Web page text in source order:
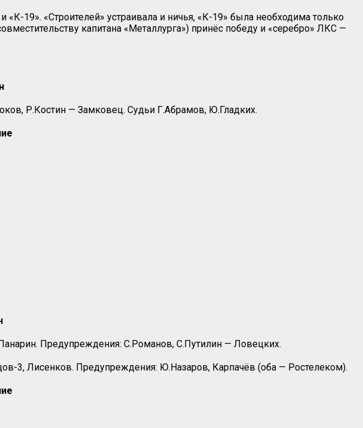
19». «Строителей» устраивала и ничья, «К-19» была необходима только
капитана «Металлурга») принёс победу и «серебро» ЛКС —
Р.Костин — Замковец. Судьи Г.Абрамов, Ю.Гладких.
Предупреждения: С.Романов, С.Путилин — Ловецких.
3, Лисенков. Предупреждения: Ю.Назаров, Карпачёв (оба — Ростелеком).